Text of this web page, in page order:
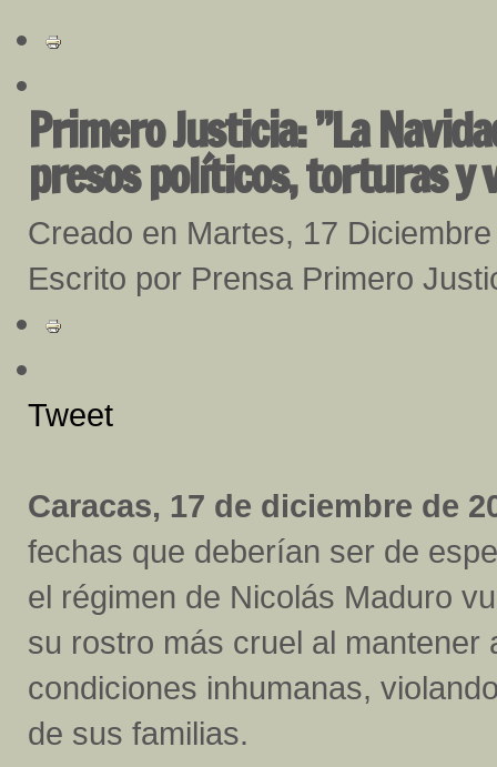
Primero Justicia: ”La
presos políticos, torturas y
Creado en Martes, 17
Escrito por Prensa Primero
Tweet
Caracas, 17 de diciembre de
fechas que deberían ser de
el régimen de Nicolás Maduro
su rostro más cruel al
condiciones inhumanas,
de sus familias.